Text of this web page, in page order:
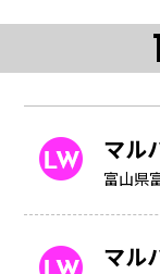
マル
富山県
マル